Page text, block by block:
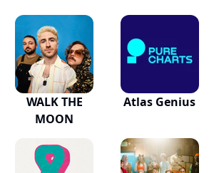
WALK THE
MOON
Atlas Genius